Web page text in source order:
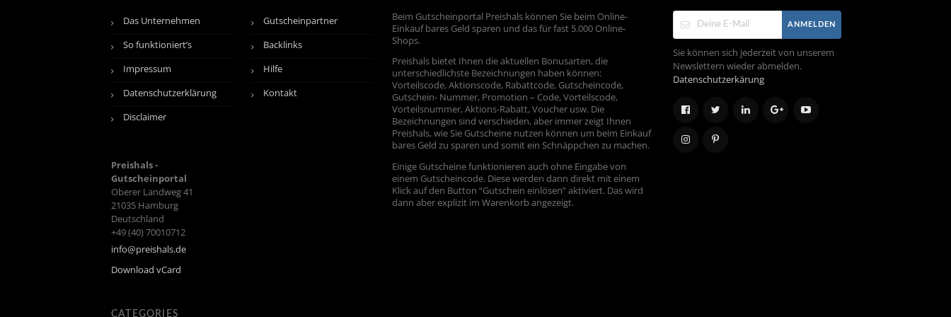
Das Unternehmen
So funktioniert’s
Impressum
Datenschutzerklärung
Disclaimer
Preishals -
Gutscheinportal
Oberer Landweg 41
21035 Hamburg
Deutschland
+49 (40) 70010712
info@preishals.de
Download vCard
CATEGORIES
Gutscheinpartner
Backlinks
Hilfe
Kontakt
Beim Gutscheinportal Preishals können Sie beim Online-
Einkauf bares Geld sparen und das für fast 5.000 Online-
Shops.
Preishals bietet Ihnen die aktuellen Bonusarten, die
unterschiedlichste Bezeichnungen haben können:
Vorteilscode, Aktionscode, Rabattcode, Gutscheincode,
Gutschein- Nummer, Promotion – Code, Vorteilscode,
Vorteilsnummer, Aktions-Rabatt, Voucher usw. Die
Bezeichnungen sind verschieden, aber immer zeigt Ihnen
Preishals, wie Sie Gutscheine nutzen können um beim Einkauf
bares Geld zu sparen und somit ein Schnäppchen zu machen.
Einige Gutscheine funktionieren auch ohne Eingabe von
einem Gutscheincode. Diese werden dann direkt mit einem
Klick auf den Button “Gutschein einlösen” aktiviert. Das wird
dann aber explizit im Warenkorb angezeigt.
ANMELDEN
Sie können sich jederzeit von unserem
Newslettern wieder abmelden.
Datenschutzerkärung